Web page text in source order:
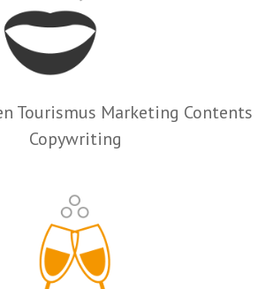
Tourismus Marketing Contents
Copywriting